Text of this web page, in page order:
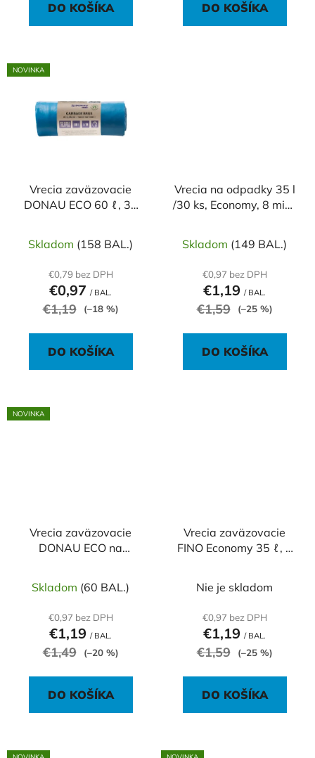
DO KOŠÍKA DO KOŠÍKA
NOVINKA
Vrecia zaväzovacie
DONAU ECO 60 ℓ, 30
Skladom (158 BAL.)
€0,79 bez DPH
€0,97 / BAL.
€1,19 (–18 %)
DO KOŠÍKA
Vrecia na odpadky 35 l
/30 ks, Economy, 8 mic.,
Skladom (149 BAL.)
€0,97 bez DPH
€1,19 / BAL.
€1,59 (–25 %)
DO KOŠÍKA
NOVINKA
Vrecia zaväzovacie
DONAU ECO na
Skladom (60 BAL.)
€0,97 bez DPH
€1,19 / BAL.
€1,49 (–20 %)
DO KOŠÍKA
Vrecia zaväzovacie
FINO Economy 35 ℓ, 8
Nie je skladom
€0,97 bez DPH
€1,19 / BAL.
€1,59 (–25 %)
DO KOŠÍKA